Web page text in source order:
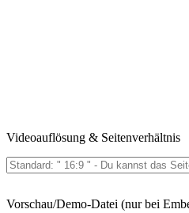
Videoauflösung & Seitenverhältnis
Vorschau/Demo-Datei (nur bei